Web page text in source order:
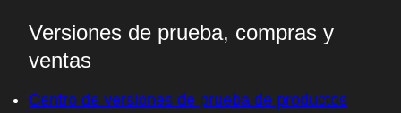
Versiones de prueba, compras y
ventas
Centro de versiones de prueba de productos